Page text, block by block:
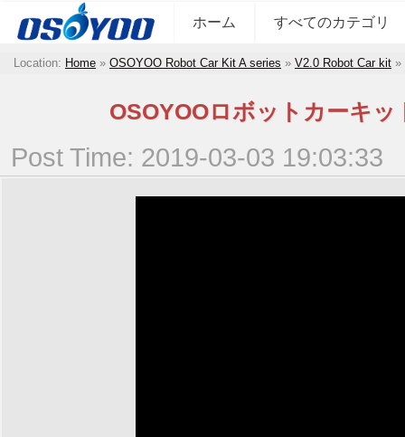
ホーム すべてのカテゴリ
Location: Home » OSOYOO Robot Car Kit A series » V2.0 Robot Car kit »
OSOYOOロボットカーキ
Post Time: 2019-03-03 19:03:33